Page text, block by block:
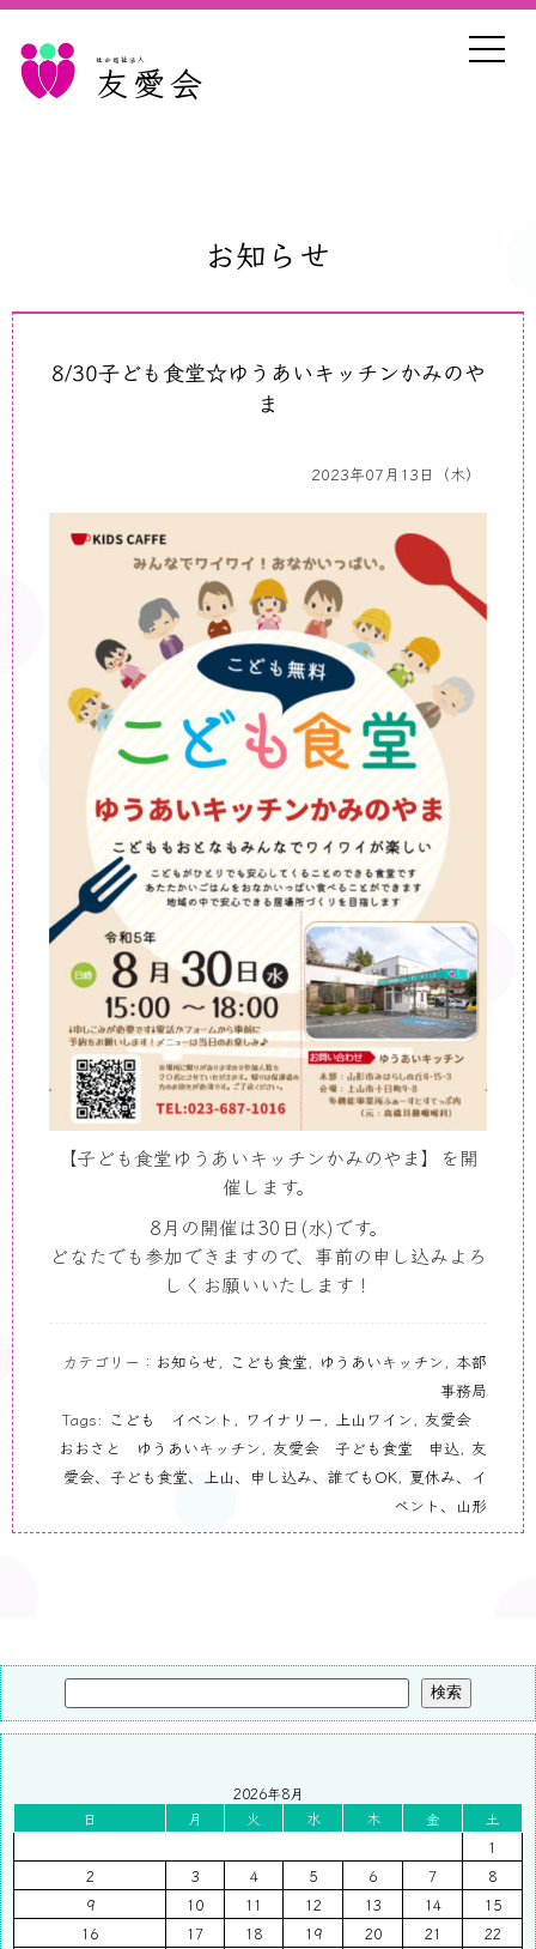
社会福祉法人
友愛会
お知らせ
8/30子ども食堂☆ゆうあいキッチンかみのや
ま
2023年07月13日（木）
【子ども食堂ゆうあいキッチンかみのやま】を開
催します。
8月の開催は30日(水)です。
どなたでも参加できますので、事前の申し込みよろ
しくお願いいたします！
カテゴリー： お知らせ, こども食堂, ゆうあいキッチン, 本部
事務局
Tags: こども イベント , ワイナリー, 上山ワイン, 友愛会
おおさと ゆうあいキッチン, 友愛会 子ども食堂 申込, 友
愛会、子ども食堂、上山、申し込み、誰でもOK, 夏休み、イ
ベント、山形
検索
2026年8月
日
月 火 水 木 金
土
1
2
3 4 5 6 7
8
9
10 11 12 13 14
15
16
17 18 19 20 21
22